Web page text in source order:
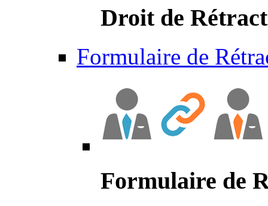
Droit de
Formulaire de
Formulaire de